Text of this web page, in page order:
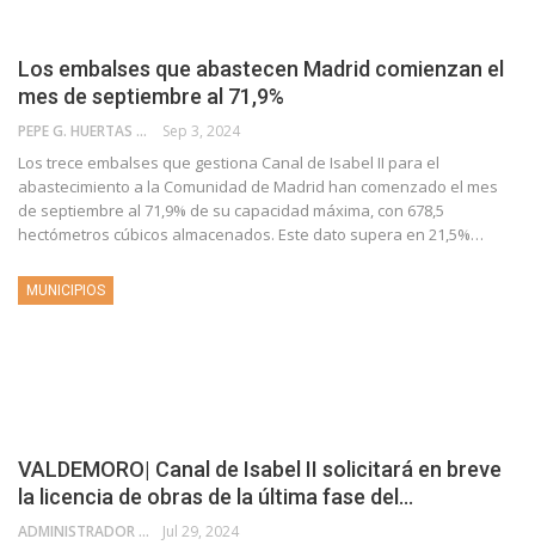
Los embalses que abastecen Madrid comienzan el
mes de septiembre al 71,9%
PEPE G. HUERTAS Sep 3, 2024
Los trece embalses que gestiona Canal de Isabel II para el
abastecimiento a la Comunidad de Madrid han comenzado el mes
de septiembre al 71,9% de su capacidad máxima, con 678,5
hectómetros cúbicos almacenados. Este dato supera en 21,5%…
MUNICIPIOS
VALDEMORO| Canal de Isabel II solicitará en breve
la licencia de obras de la última fase del…
ADMINISTRADOR Jul 29, 2024